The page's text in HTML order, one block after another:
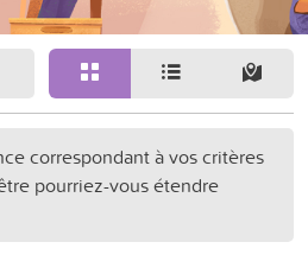
correspondant à vos critères
pourriez-vous étendre